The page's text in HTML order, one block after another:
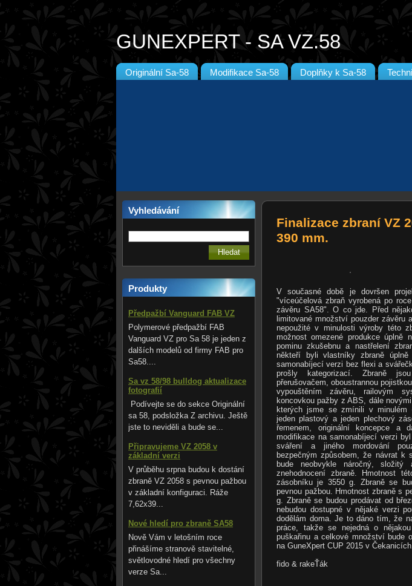
GUNEXPERT - SA VZ.58
Originální Sa-58 Modifikace Sa-58 Doplňky k Sa-58
Vyhledávání
Produkty
Předpažbí Vanguard FAB VZ
Polymerové předpažbí FAB
Vanguard VZ pro Sa 58 je jeden z
dalších modelů od firmy FAB pro
Sa58....
Sa vz 58/98 bulldog aktualizace
fotografií
Podívejte se do sekce Originální
sa 58, podsložka Z archivu. Ještě
jste to neviděli a bude se...
Připravujeme VZ 2058 v
základní verzi
V průběhu srpna budou k dostání
zbraně VZ 2058 s pevnou pažbou
v základní konfiguraci. Ráže
7,62x39...
Nové hledí pro zbraně SA58
Nově Vám v letošním roce
přinášíme stranově stavitelné,
světlovodné hledí pro všechny
verze Sa...
Finalizace zbraní VZ
390 mm.
V současné době je dovršen
"víceúčelová zbraň vyrobená po
závěru SA58". O co jde. Před
limitované množství pouzder
nepoužité v minulosti výroby této
možnost omezené produkce úplně
pominu zkušebnu a nastřelení
někteří byli vlastníky zbraně
samonabíjecí verzi bez flexi a
prošly kategorizací. Zbraně
přerušovačem, oboustrannou
vypouštěním závěru, railovým
koncovkou pažby z ABS, dále
kterých jsme se zmínili v minulém
jeden plastový a jeden plechový
řemenem, originální koncepce a
modifikace na samonabíjecí verzi
sváření a jiného mordování
bezpečným způsobem, že návrat k
bude neobvykle náročný,
znehodnocení zbraně. Hmotnost
zásobníku je 3550 g. Zbraně se
pevnou pažbou. Hmotnost zbraně s
g. Zbraně se budou prodávat od
nebudou dostupné v nějaké verzi
dodělám doma. Je to dáno tím, že
práce, takže se nejedná o
puškařinu a celkové množství bude
na GuneXpert CUP 2015 v
fido & rakeŤák